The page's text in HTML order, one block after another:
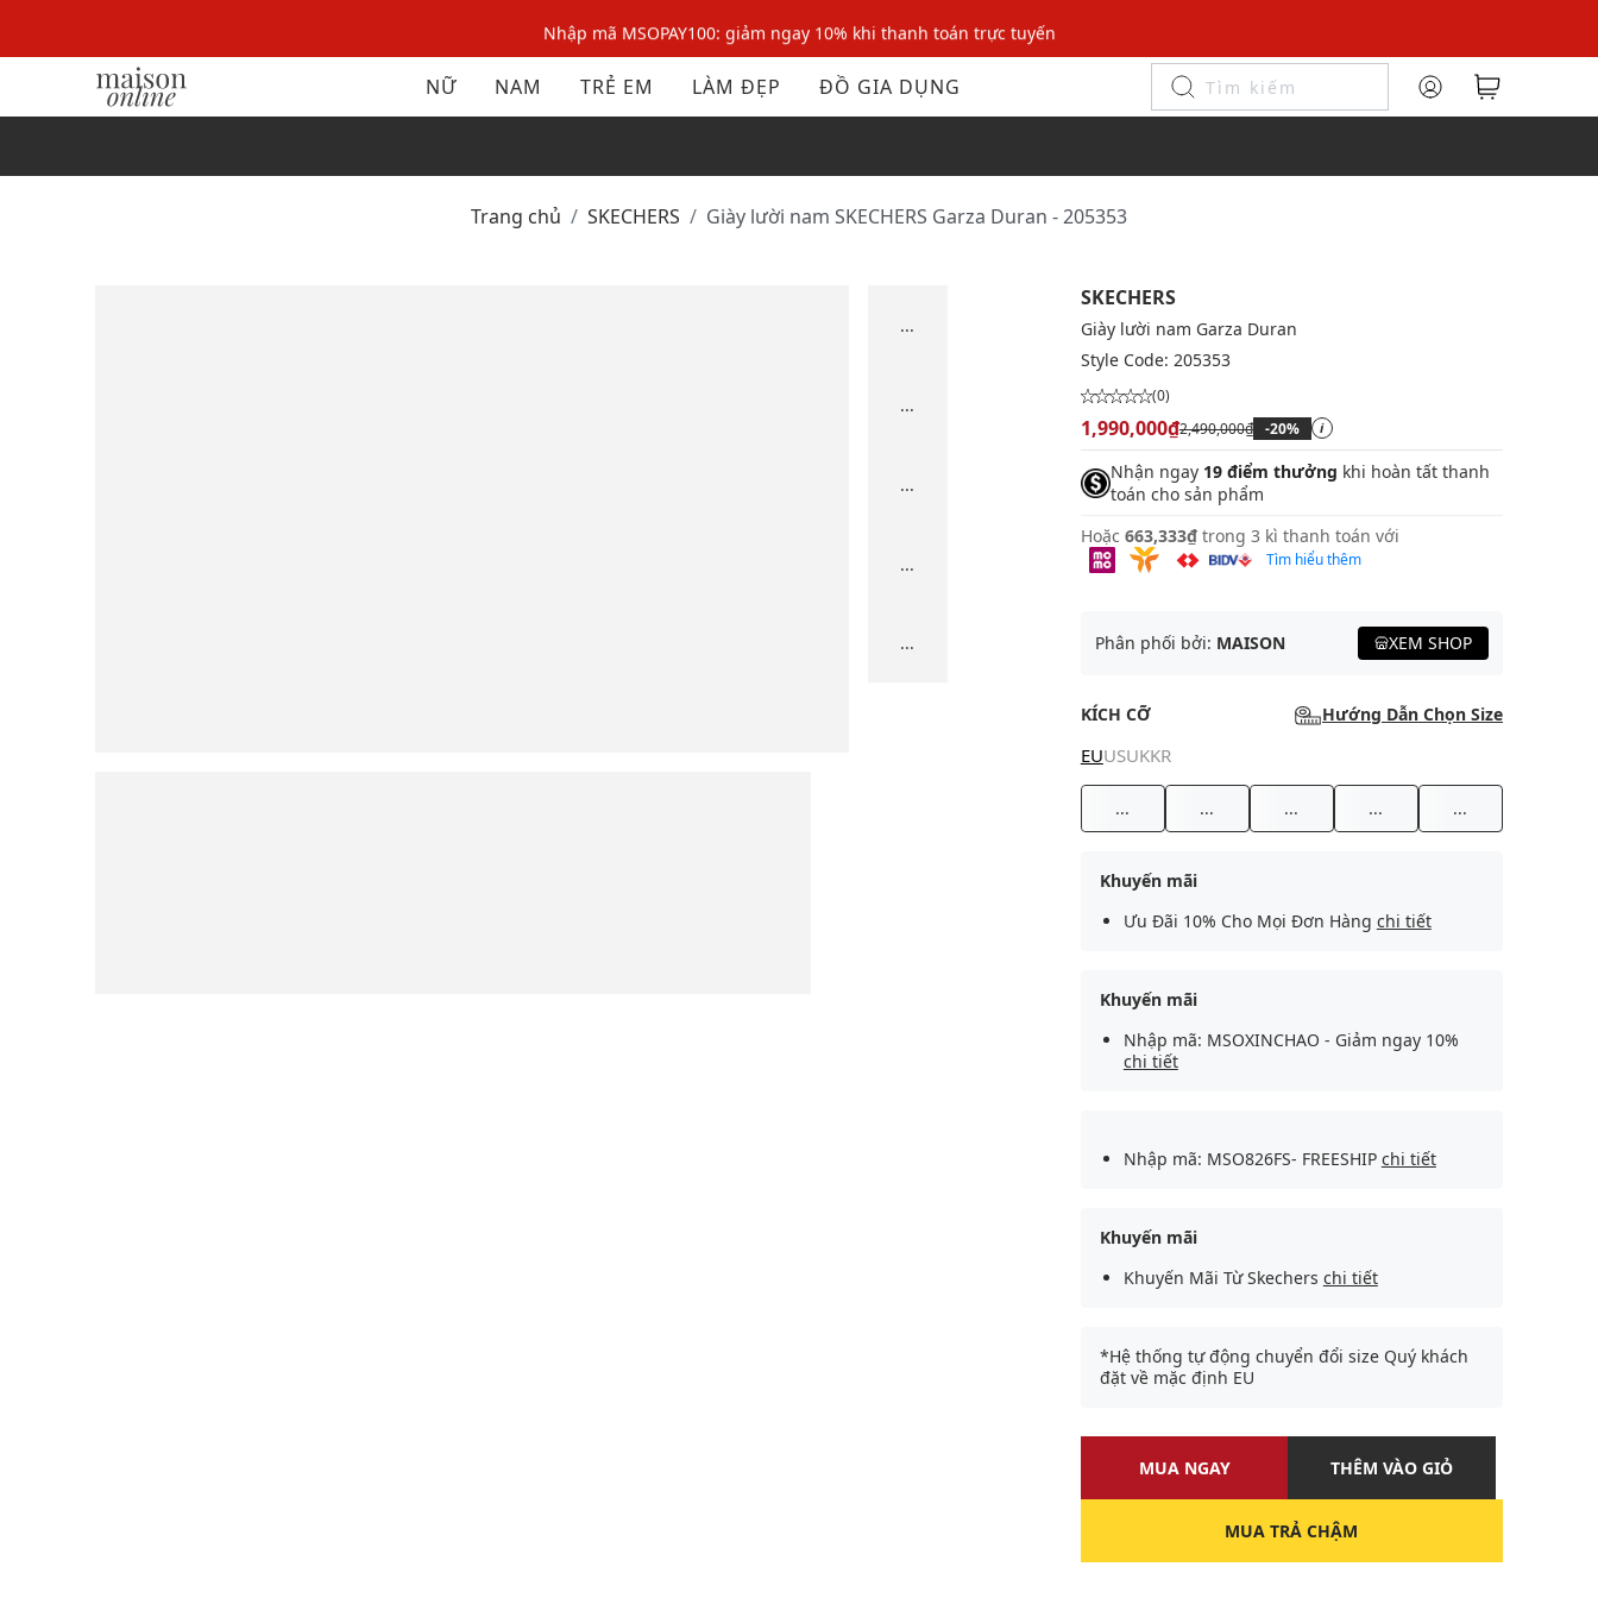
Nhập mã MSOPAY100: giảm ngay 10% khi thanh toán trực tuyến
Nhập mã: MSOXINCHAO - Giảm 10% đơn đầu cho thành viên mới!
Nhập mã MSOPAY100: giảm ngay 10% khi thanh toán trực tuyến
NỮ NAM TRẺ EM LÀM ĐẸP ĐỒ GIA DỤNG
Trang chủ SKECHERS Giày lười nam SKECHERS Garza Duran - 205353
...
...
...
...
...
SKECHERS
Giày lười nam Garza Duran
Style Code: 205353
(0)
1,990,000₫2,490,000₫ -20% i
Nhận ngay 19 điểm thưởng khi hoàn tất thanh
toán cho sản phẩm
Hoặc 663,333₫ trong 3 kì thanh toán với
Tìm hiểu thêm
Phân phối bởi: MAISON XEM SHOP
KÍCH CỠ Hướng Dẫn Chọn Size
EUUSUKKR
... ... ... ... ...
Khuyến mãi
Ưu Đãi 10% Cho Mọi Đơn Hàng chi tiết
Khuyến mãi
Nhập mã: MSOXINCHAO - Giảm ngay 10%
chi tiết
Nhập mã: MSO826FS- FREESHIP chi tiết
Khuyến mãi
Khuyến Mãi Từ Skechers chi tiết
*Hệ thống tự động chuyển đổi size Quý khách
đặt về mặc định EU
MUA NGAY THÊM VÀO GIỎ
MUA TRẢ CHẬM